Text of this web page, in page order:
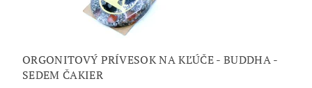
ORGONITOVÝ PRÍVESOK NA KĽÚČE - BUDDHA -
SEDEM ČAKIER